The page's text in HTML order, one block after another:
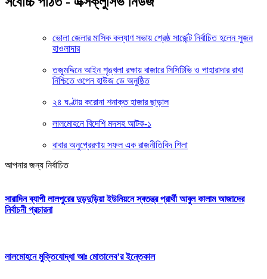
ভোলা জেলার মাসিক কল্যাণ সভায় শ্রেষ্ঠ সার্জেন্ট নির্বাচিত হলেন সুজন
হাওলাদার
তজুমদ্দিনে আইন শৃঙ্খলা রক্ষায় বাজারে সিসিটিভি ও পাহারাদার রাখা
নিশ্চিতে ওপেন হাউজ ডে অনুষ্ঠিত
২৪ ঘণ্টায় করোনা শনাক্ত হাজার ছাড়াল
লালমোহনে বিদেশি মদসহ আটক-১
বাবার অনুপ্রেরণায় সফল এক রাজনীতিবিদ শিলা
আপনার জন্য নির্বাচিত
সারাদিন ব্যাপী লালপুরের দুড়দুড়িয়া ইউনিয়নে স্বতন্ত্র প্রার্থী আবুল কালাম আজাদের
নির্বাচনী প্রচারনা
লালমোহনে মুক্তিযোদ্ধা আঃ মোতালেব’র ইন্তেকাল